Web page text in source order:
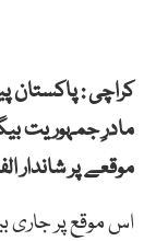
کراچی : پاکستان
مادرِ جمہوریت
موقعے پر
اس موقع پر جاری